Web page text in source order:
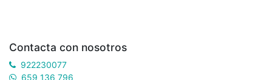
Contacta con nosotros
922230077
659 136 796